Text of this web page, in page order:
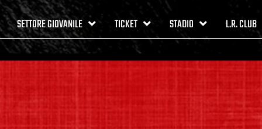
SETTORE GIOVANILE TICKET STADIO L.R. CLUB